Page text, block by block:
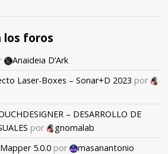
los foros
Anaideia D’Ark
Laser-Boxes – Sonar+D 2023 por
– DESARROLLO DE
por
gnomalab
5.0.0 por
masanantonio